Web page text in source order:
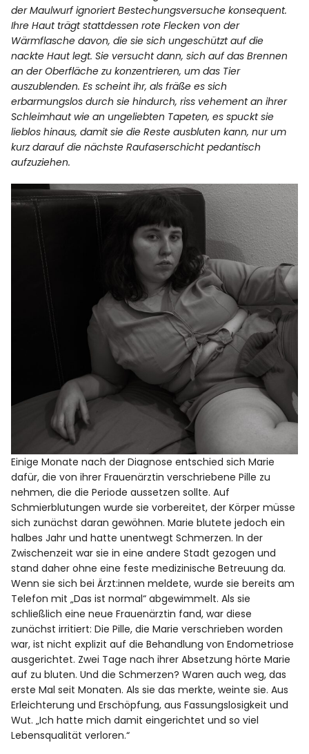
der Maulwurf ignoriert Bestechungsversuche konsequent.
Ihre Haut trägt stattdessen rote Flecken von der
Wärmflasche davon, die sie sich ungeschützt auf die
nackte Haut legt. Sie versucht dann, sich auf das Brennen
an der Oberfläche zu konzentrieren, um das Tier
auszublenden. Es scheint ihr, als fräße es sich
erbarmungslos durch sie hindurch, riss vehement an ihrer
Schleimhaut wie an ungeliebten Tapeten, es spuckt sie
lieblos hinaus, damit sie die Reste ausbluten kann, nur um
kurz darauf die nächste Raufaserschicht pedantisch
aufzuziehen.
Einige Monate nach der Diagnose entschied sich Marie
dafür, die von ihrer Frauenärztin verschriebene Pille zu
nehmen, die die Periode aussetzen sollte. Auf
Schmierblutungen wurde sie vorbereitet, der Körper müsse
sich zunächst daran gewöhnen. Marie blutete jedoch ein
halbes Jahr und hatte unentwegt Schmerzen. In der
Zwischenzeit war sie in eine andere Stadt gezogen und
stand daher ohne eine feste medizinische Betreuung da.
Wenn sie sich bei Ärzt:innen meldete, wurde sie bereits am
Telefon mit „Das ist normal“ abgewimmelt. Als sie
schließlich eine neue Frauenärztin fand, war diese
zunächst irritiert: Die Pille, die Marie verschrieben worden
war, ist nicht explizit auf die Behandlung von Endometriose
ausgerichtet. Zwei Tage nach ihrer Absetzung hörte Marie
auf zu bluten. Und die Schmerzen? Waren auch weg, das
erste Mal seit Monaten. Als sie das merkte, weinte sie. Aus
Erleichterung und Erschöpfung, aus Fassungslosigkeit und
Wut. „Ich hatte mich damit eingerichtet und so viel
Lebensqualität verloren.“